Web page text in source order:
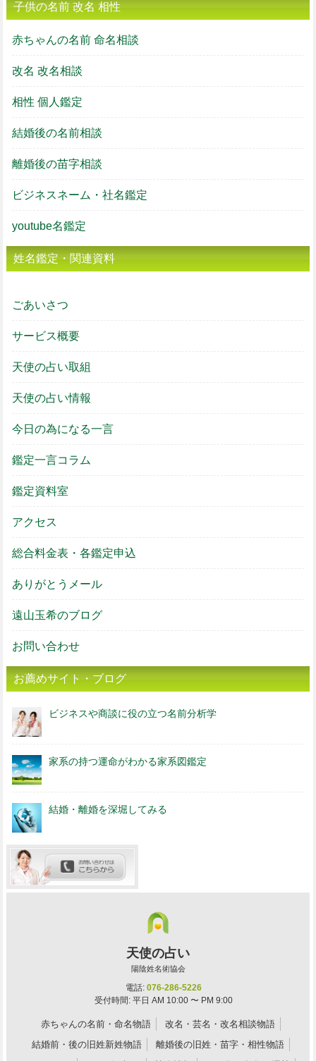
子供の名前 改名 相性
赤ちゃんの名前 命名相談
改名 改名相談
相性 個人鑑定
結婚後の名前相談
離婚後の苗字相談
ビジネスネーム・社名鑑定
youtube名鑑定
姓名鑑定・関連資料
ごあいさつ
サービス概要
天使の占い取組
天使の占い情報
今日の為になる一言
鑑定一言コラム
鑑定資料室
アクセス
総合料金表・各鑑定申込
ありがとうメール
遠山玉希のブログ
お問い合わせ
お薦めサイト・ブログ
ビジネスや商談に役の立つ名前分析学
家系の持つ運命がわかる家系図鑑定
結婚・離婚を深堀してみる
天使の占い
陽陰姓名術協会
電話:076-286-5226
受付時間: 平日 AM 10:00 〜 PM 9:00
赤ちゃんの名前・命名物語
改名・芸名・改名相談物語
結婚前・後の旧姓新姓物語
離婚後の旧姓・苗字・相性物語